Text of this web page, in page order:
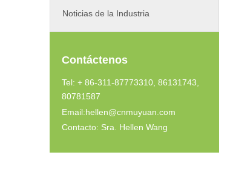
Noticias de la Industria
Contáctenos
Tel: + 86-311-87773310, 86131743,
80781587
Email:hellen@cnmuyuan.com
Contacto: Sra. Hellen Wang